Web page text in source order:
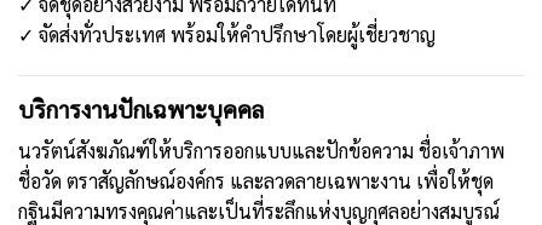
✓ จัดส่งทั่วประเทศ พร้อมให้คำปรึกษาโดยผู้เชี่ยวชาญ
บริการงานปักเฉพาะบุคคล
นวรัตน์สังฆภัณฑ์ให้บริการออกแบบและปักข้อความ ชื่อเจ้าภาพ
ชื่อวัด ตราสัญลักษณ์องค์กร และลวดลายเฉพาะงาน เพื่อให้ชุด
กฐินมีความทรงคุณค่าและเป็นที่ระลึกแห่งบุญกุศลอย่างสมบูรณ์